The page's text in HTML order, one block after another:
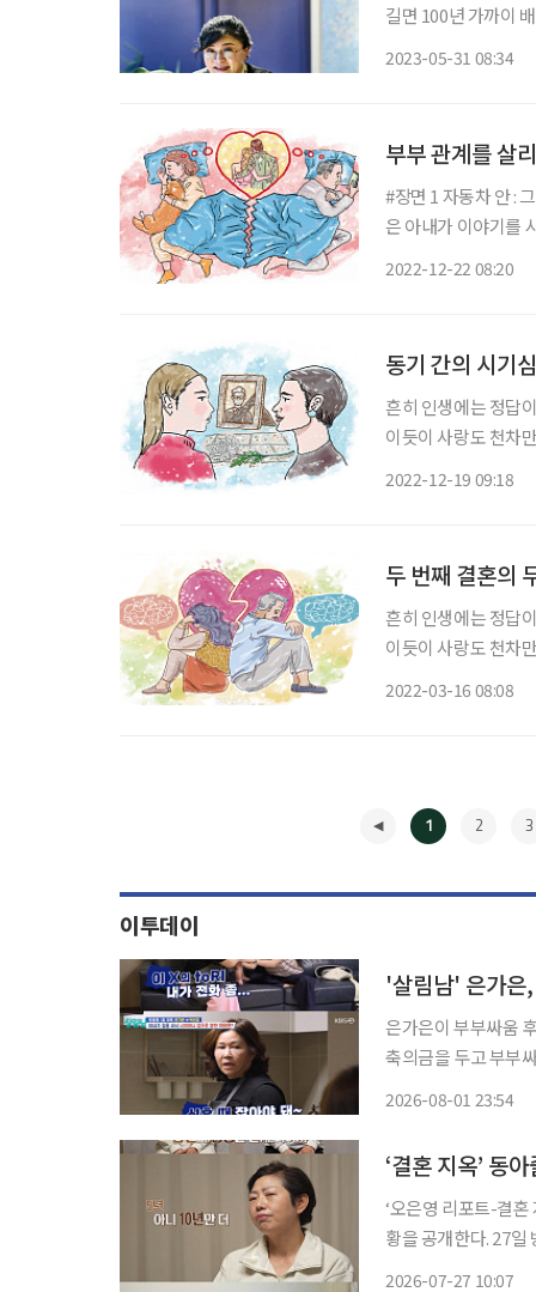
길면 100년 가까이
2023-05-31 08:34
부부 관계를 살
#장면 1 자동차 안 :
은 아내가 이야기를 시작합니다. “며칠 전 OOO 교수가 쓴
2022-12-22 08:20
동기 간의 시기
흔히 인생에는 정답
이듯이 사랑도 천차
2022-12-19 09:18
두 번째 결혼의
흔히 인생에는 정답
이듯이 사랑도 천차
2022-03-16 08:08
1 2 3
이투데이
은가은이 부부싸움 후 시어머니를 찾았다. 1
축의금을 두고 부부싸움
2026-08-01 23:54
‘오은영 리포트-결혼
황을 공개한다. 27일 방송되는 MBC ‘오은영 리포트-결혼 지옥’ 178회에서는 1년여 만에 애프
2026-07-27 10:07